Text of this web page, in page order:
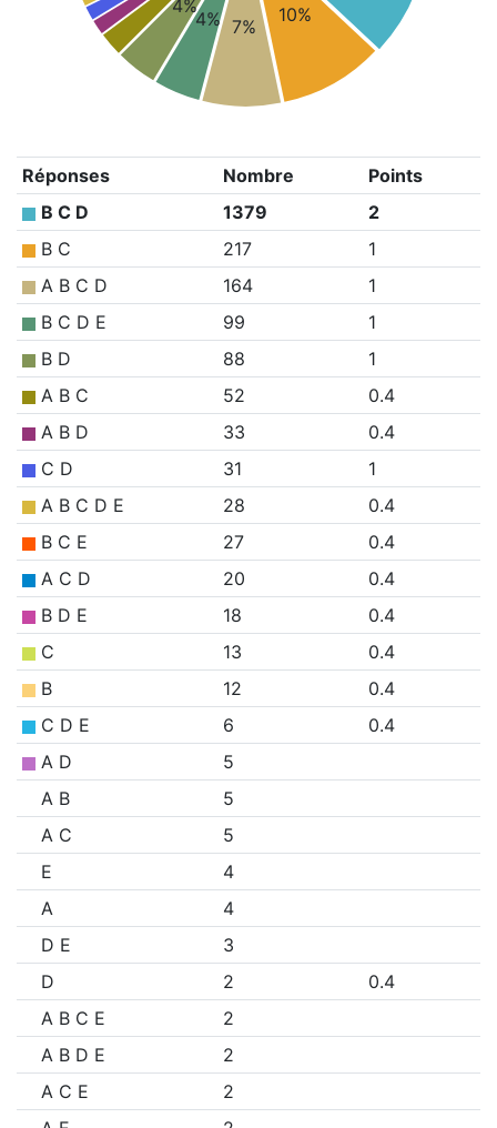
10%
7%
4%
4%
Réponses Nombre
Points
B C D
1379
2
B C
217
1
A B C D
164
1
B C D E
99
1
B D
88
1
A B C
52
0.4
A B D
33
0.4
C D
31
1
A B C D E
28
0.4
B C E
27
0.4
A C D
20
0.4
B D E
18
0.4
C
13
0.4
B
12
0.4
C D E
6
0.4
A D
5
A B
5
A C
5
E
4
A
4
D E
3
D
2
0.4
A B C E
2
A B D E
2
A C E
2